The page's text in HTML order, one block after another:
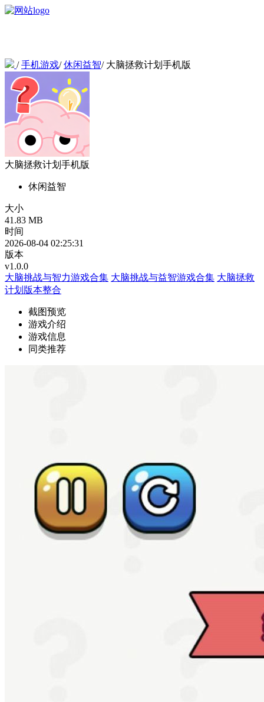
/手机游戏/休闲益智/ 大脑拯救计划手机版
大脑拯救计划手机版
休闲益智
大小
41.83 MB
时间
2026-08-04 02:25:31
版本
v1.0.0
大脑挑战与智力游戏合集 大脑挑战与益智游戏合集 大脑拯救
计划版本整合
截图预览
游戏介绍
游戏信息
同类推荐